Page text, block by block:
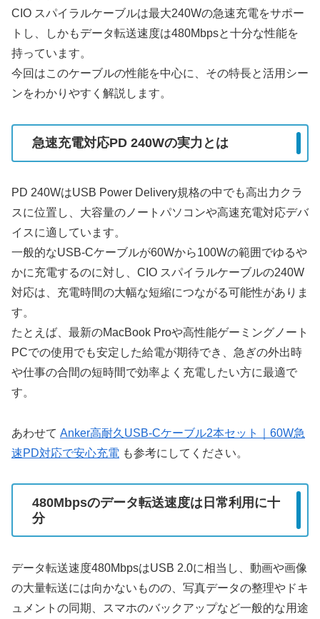
CIO スパイラルケーブルは最大240Wの急速充電をサポー
トし、しかもデータ転送速度は480Mbpsと十分な性能を
持っています。
今回はこのケーブルの性能を中心に、その特長と活用シー
ンをわかりやすく解説します。
急速充電対応PD 240Wの実力とは
PD 240WはUSB Power Delivery規格の中でも高出力クラ
スに位置し、大容量のノートパソコンや高速充電対応デバ
イスに適しています。
一般的なUSB-Cケーブルが60Wから100Wの範囲でゆるや
かに充電するのに対し、CIO スパイラルケーブルの240W
対応は、充電時間の大幅な短縮につながる可能性がありま
す。
たとえば、最新のMacBook Proや高性能ゲーミングノート
PCでの使用でも安定した給電が期待でき、急ぎの外出時
や仕事の合間の短時間で効率よく充電したい方に最適で
す。
あわせて Anker高耐久USB-Cケーブル2本セット｜60W急
速PD対応で安心充電 も参考にしてください。
480Mbpsのデータ転送速度は日常利用に十
分
データ転送速度480MbpsはUSB 2.0に相当し、動画や画像
の大量転送には向かないものの、写真データの整理やドキ
ュメントの同期、スマホのバックアップなど一般的な用途